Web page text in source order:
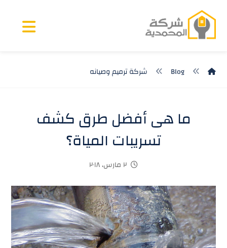
Blog شركة ترميم وصيانه
ما هى أفضل طرق كشف
تسريبات المياة؟
٢ مارس، ٢٠١٨